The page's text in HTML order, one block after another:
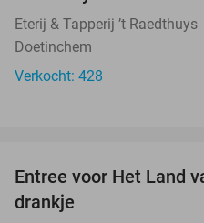
Eterij & Tapperij ’t Raedthuys
Doetinchem
Verkocht: 428
Entree voor Het Land
drankje